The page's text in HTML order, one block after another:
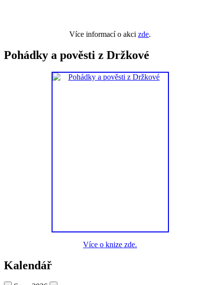
Více informací o akci zde.
Pohádky a pověsti z Držkové
Více o knize zde.
Kalendář